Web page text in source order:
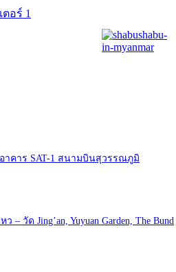
อาคาร SAT-1 สนามบินสุวรรณภูมิ
– วัด Jing’an, Yuyuan Garden, The Bund